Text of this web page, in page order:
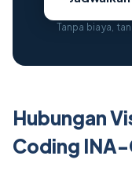
Tanpa biaya,
Hubungan
Coding INA-